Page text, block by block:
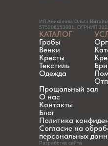
ИП Аниканова Ольга
575206153801, ОГРНИП
КАТАЛОГ
Гробы
Венки
Кресты
Текстиль
Одежда
Прощальный зал
О нас
Контакты
Блог
Политика
Согласие на
персональных
Разработка сайта